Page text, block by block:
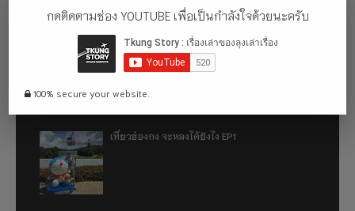
เที่ยวฮ่องกง จะหลงได้ยังไง EP2
เที่ยวฮ่องกง จะหลงได้ยังไง EP1
กดติดตามช่อง YOUTUBE เพื่อเป็นกำลังใจด้วยนะครับ
100% secure your website.